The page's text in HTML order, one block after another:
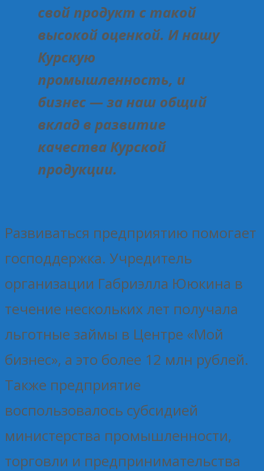
свой продукт с такой
высокой оценкой. И нашу
Курскую
промышленность, и
бизнес — за наш общий
вклад в развитие
качества Курской
продукции.
Развиваться предприятию помогает
господдержка. Учредитель
организации Габриэлла Ююкина в
течение нескольких лет получала
льготные займы в Центре «Мой
бизнес», а это более 12 млн рублей.
Также предприятие
воспользовалось субсидией
министерства промышленности,
торговли и предпринимательства